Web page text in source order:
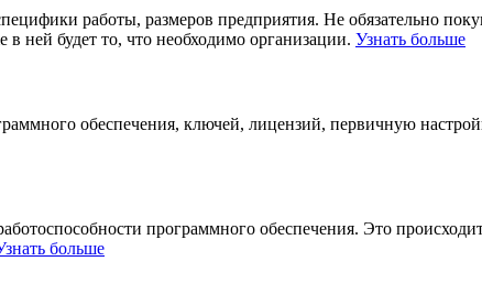
работы, размеров предприятия. Не обязательно
ней будет то, что необходимо организации. Узнать больше
обеспечения, ключей, лицензий, первичную
программного обеспечения. Это
больше